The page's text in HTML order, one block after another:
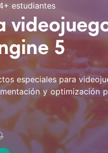
estudiantes
5
especiales para
y optimización